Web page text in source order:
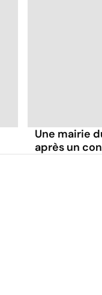
Une mairie
après un